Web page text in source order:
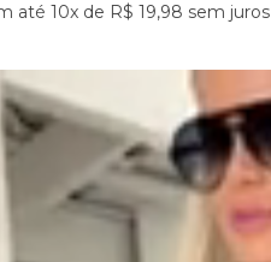
até 10x de R$ 19,98 sem juros